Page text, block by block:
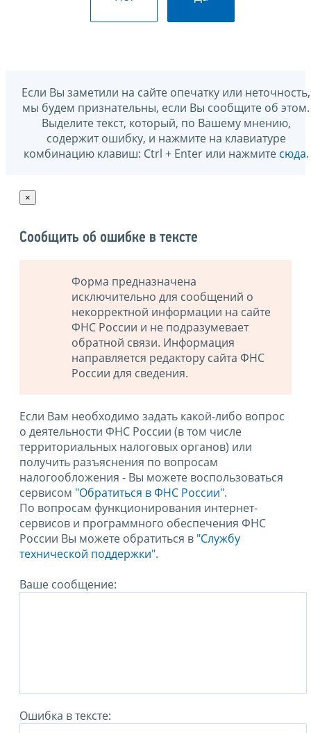
Если Вы заметили на сайте опечатку или неточность,
мы будем признательны, если Вы сообщите об этом.
Выделите текст, который, по Вашему мнению,
содержит ошибку, и нажмите на клавиатуре
комбинацию клавиш: Ctrl + Enter или нажмите сюда.
×
Сообщить об ошибке в тексте
Форма предназначена
исключительно для сообщений о
некорректной информации на сайте
ФНС России и не подразумевает
обратной связи. Информация
направляется редактору сайта ФНС
России для сведения.
Если Вам необходимо задать какой-либо вопрос
о деятельности ФНС России (в том числе
территориальных налоговых органов) или
получить разъяснения по вопросам
налогообложения - Вы можете воспользоваться
сервисом "Обратиться в ФНС России".
По вопросам функционирования интернет-
сервисов и программного обеспечения ФНС
России Вы можете обратиться в "Службу
технической поддержки".
Ваше сообщение:
Ошибка в тексте: